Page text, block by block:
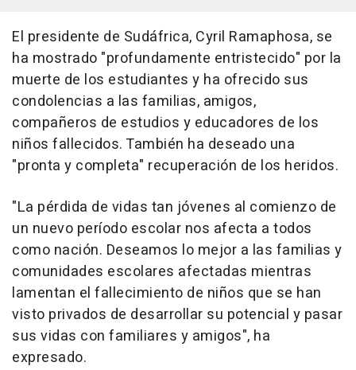
El presidente de Sudáfrica, Cyril Ramaphosa, se
ha mostrado "profundamente entristecido" por la
muerte de los estudiantes y ha ofrecido sus
condolencias a las familias, amigos,
compañeros de estudios y educadores de los
niños fallecidos. También ha deseado una
"pronta y completa" recuperación de los heridos.
"La pérdida de vidas tan jóvenes al comienzo de
un nuevo período escolar nos afecta a todos
como nación. Deseamos lo mejor a las familias y
comunidades escolares afectadas mientras
lamentan el fallecimiento de niños que se han
visto privados de desarrollar su potencial y pasar
sus vidas con familiares y amigos", ha
expresado.